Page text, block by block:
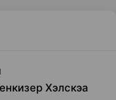
Хэлскэа